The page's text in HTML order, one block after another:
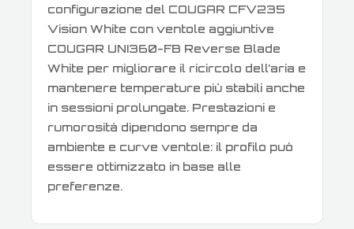
configurazione del COUGAR CFV235
Vision White con ventole aggiuntive
COUGAR UNI360-FB Reverse Blade
White per migliorare il ricircolo dell’aria e
mantenere temperature più stabili anche
in sessioni prolungate. Prestazioni e
rumorosità dipendono sempre da
ambiente e curve ventole: il profilo può
essere ottimizzato in base alle
preferenze.